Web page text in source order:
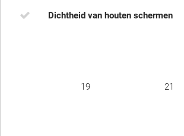
Dichtheid van houten schermen
19 21